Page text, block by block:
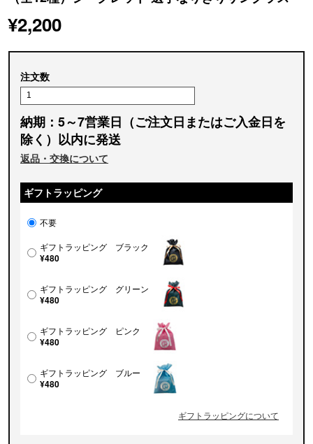
¥2,200
注文数
納期：5～7営業日（ご注文日またはご入金日を
除く）以内に発送
返品・交換について
ギフトラッピング
不要
ギフトラッピング ブラック
¥480
ギフトラッピング グリーン
¥480
ギフトラッピング ピンク
¥480
ギフトラッピング ブルー
¥480
ギフトラッピングについて